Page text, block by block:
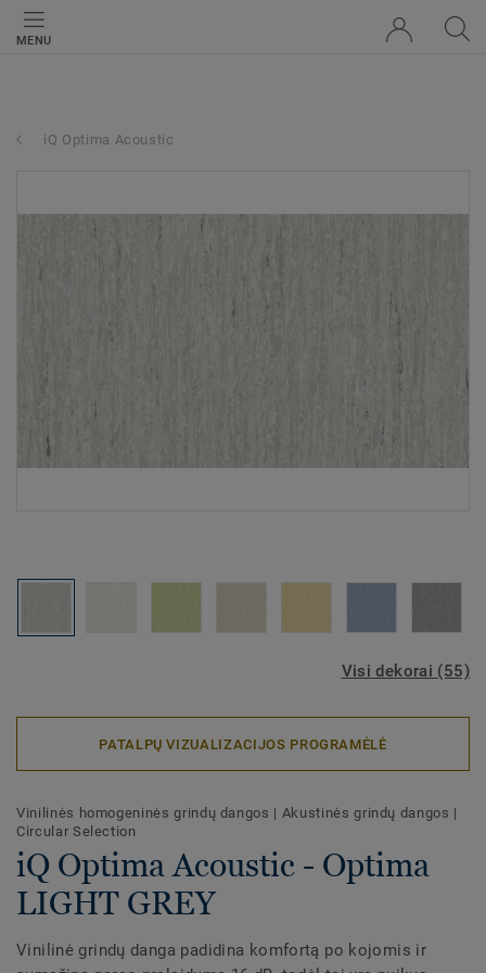
MENU
iQ Optima Acoustic
Visi dekorai (55)
PATALPŲ VIZUALIZACIJOS PROGRAMĖLĖ
Vinilinės homogeninės grindų dangos | Akustinės grindų dangos |
Circular Selection
iQ Optima Acoustic - Optima
LIGHT GREY
Vinilinė grindų danga padidina komfortą po kojomis ir